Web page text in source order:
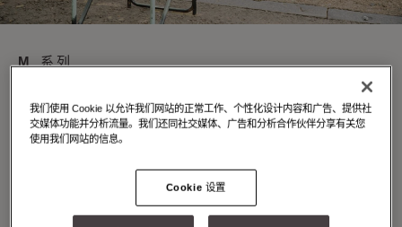
M 系列
紫色帆布 M
M 系列是这款档案字母组合的最新表达，融合了品牌传统传承
品牌标志性的包袋造型得到了重新构想；托特包有小号、中号和
大号，以及霍博包、月亮包、迷你购物袋、日常小袋和小型皮革
制品。紫色 M 系列在全球所有 Moynat 精品店有售。
我们使用 Cookie 以允许我们网站的正常工作、个性化设计内容和广告、提供社
交媒体功能并分析流量。我们还同社交媒体、广告和分析合作伙伴分享有关您
使用我们网站的信息。
Cookie 设置